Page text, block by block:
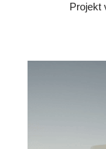
Projekt